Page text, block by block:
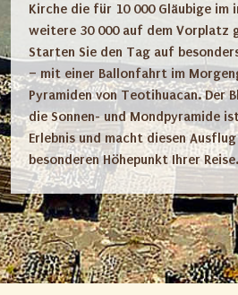
Kirche die für 10 000 Gläubige im
weitere 30 000 auf dem Vorplatz
Starten Sie den Tag auf
– mit einer Ballonfahrt im
Pyramiden von Teotihuacan. Der
die Sonnen- und Mondpyramide
Erlebnis und macht diesen
besonderen Höhepunkt Ihrer Reise.